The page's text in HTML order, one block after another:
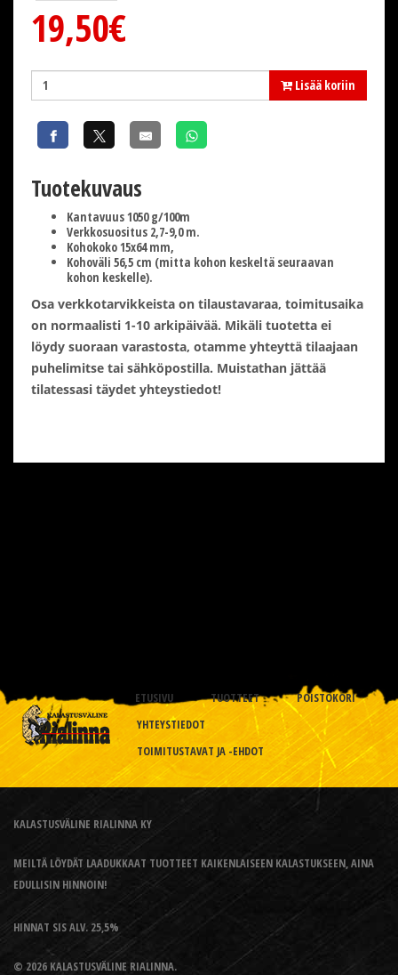
19,50€
Lisää koriin
Tuotekuvaus
Kantavuus 1050 g/100m
Verkkosuositus 2,7-9,0 m.
Kohokoko 15x64 mm,
Kohoväli 56,5 cm (mitta kohon keskeltä seuraavan
kohon keskelle).
Osa verkkotarvikkeista on tilaustavaraa, toimitusaika
on normaalisti 1-10 arkipäivää. Mikäli tuotetta ei
löydy suoraan varastosta, otamme yhteyttä tilaajaan
puhelimitse tai sähköpostilla. Muistathan jättää
tilatessasi täydet yhteystiedot!
ETUSIVU TUOTTEET
POISTOKORI
YHTEYSTIEDOT
TOIMITUSTAVAT JA -EHDOT
KALASTUSVÄLINE RIALINNA KY
MEILTÄ LÖYDÄT LAADUKKAAT TUOTTEET KAIKENLAISEEN KALASTUKSEEN, AINA
EDULLISIN HINNOIN!
HINNAT SIS ALV. 25,5%
© 2026 KALASTUSVÄLINE RIALINNA.